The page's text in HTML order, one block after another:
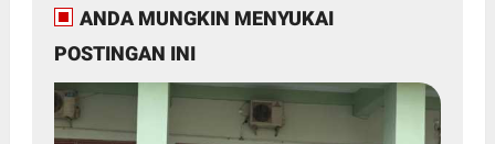
ANDA MUNGKIN MENYUKAI
POSTINGAN INI